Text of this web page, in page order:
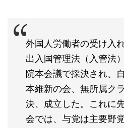
外国人労働者の受け入
出入国管理法（入管法
院本会議で採決され、
本維新の会、無所属ク
決、成立した。これに
会では、与党は主要野